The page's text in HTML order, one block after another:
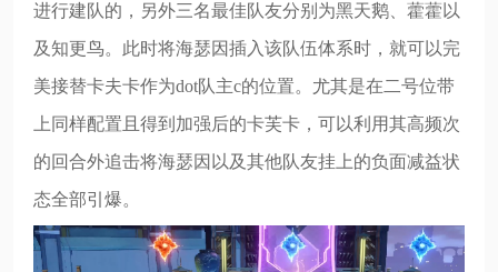
进行建队的，另外三名最佳队友分别为黑天鹅、藿藿以
及知更鸟。此时将海瑟因插入该队伍体系时，就可以完
美接替卡夫卡作为dot队主c的位置。尤其是在二号位带
上同样配置且得到加强后的卡芙卡，可以利用其高频次
的回合外追击将海瑟因以及其他队友挂上的负面减益状
态全部引爆。